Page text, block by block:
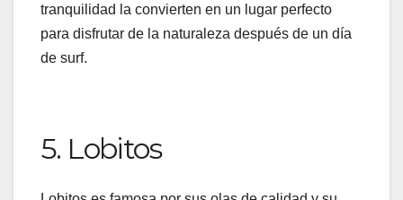
tranquilidad la convierten en un lugar perfecto
para disfrutar de la naturaleza después de un día
de surf.
5. Lobitos